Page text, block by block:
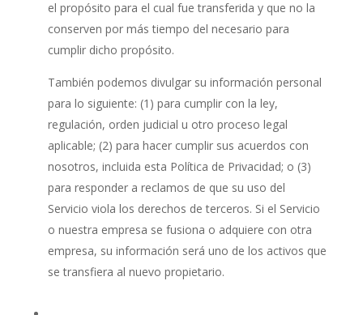
el propósito para el cual fue transferida y que no la
conserven por más tiempo del necesario para
cumplir dicho propósito.
También podemos divulgar su información personal
para lo siguiente: (1) para cumplir con la ley,
regulación, orden judicial u otro proceso legal
aplicable; (2) para hacer cumplir sus acuerdos con
nosotros, incluida esta Política de Privacidad; o (3)
para responder a reclamos de que su uso del
Servicio viola los derechos de terceros. Si el Servicio
o nuestra empresa se fusiona o adquiere con otra
empresa, su información será uno de los activos que
se transfiera al nuevo propietario.